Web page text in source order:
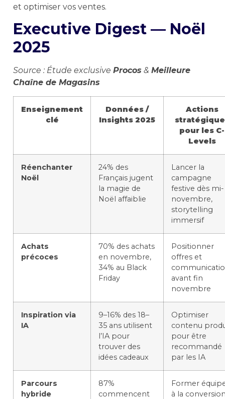
et optimiser vos ventes.
Executive Digest — Noël
2025
Source : Étude exclusive Procos & Meilleure
Chaîne de Magasins
Enseignement
clé
Données /
Insights 2025
Actions
pour les C-
Levels
Réenchanter
Noël
24% des
Français jugent
la magie de
Noël affaiblie
Lancer la
campagne
festive dès mi-
novembre,
storytelling
immersif
Achats
précoces
70% des achats
en novembre,
34% au Black
Friday
Positionner
offres et
avant fin
novembre
Inspiration via
IA
9–16% des 18–
35 ans utilisent
l’IA pour
trouver des
idées cadeaux
Optimiser
contenu
pour être
recommandé
par les IA
Parcours
hybride
87%
commencent
Former
à la